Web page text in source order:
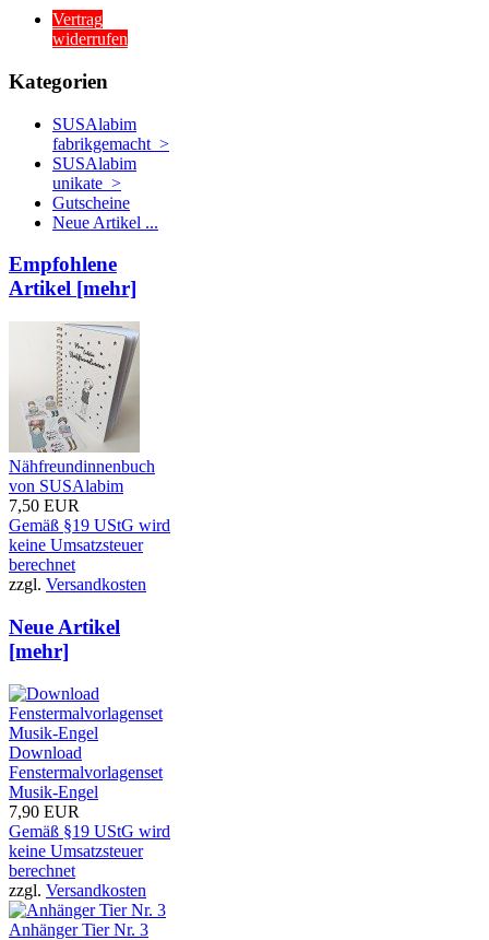
Vertrag
widerrufen
Kategorien
SUSAlabim
fabrikgemacht >
SUSAlabim
unikate >
Gutscheine
Neue Artikel ...
Empfohlene
Artikel [mehr]
Nähfreundinnenbuch
von SUSAlabim
7,50 EUR
Gemäß §19 UStG wird
keine Umsatzsteuer
berechnet
zzgl. Versandkosten
Neue Artikel
[mehr]
Download
Fenstermalvorlagenset
Musik-Engel
7,90 EUR
Gemäß §19 UStG wird
keine Umsatzsteuer
berechnet
zzgl. Versandkosten
Anhänger Tier Nr. 3